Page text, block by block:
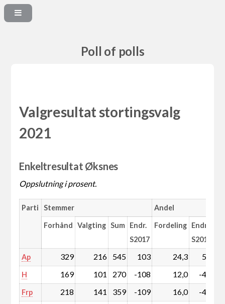
Poll of polls
Valgresultat stortingsvalg
2021
Enkeltresultat Øksnes
Oppslutning i prosent.
Parti Stemmer Andel
Forhånd Valgting Sum Endr.
S2017
Fordeling Endr.
S2017
Ap 329 216 545 103 24,3 5,3
H 169 101 270 -108 12,0 -4,2
Frp 218 141 359 -109 16,0 -4,1